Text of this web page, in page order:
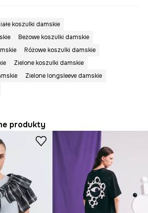
koszulki damskie
Beżowe koszulki damskie
Różowe koszulki damskie
Zielone koszulki damskie
Zielone longsleeve damskie
produkty